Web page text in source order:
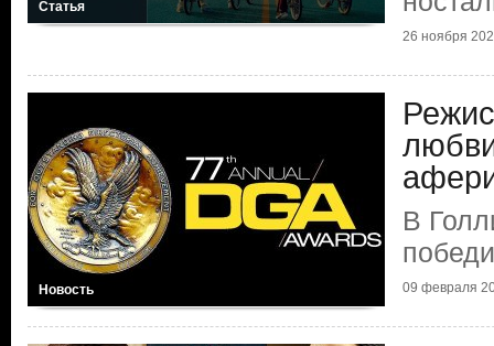
Статья
26 ноября
Новость
В
09 февраля